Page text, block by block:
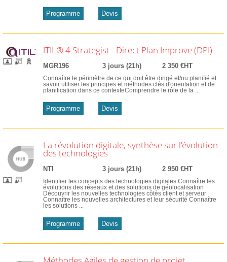
Programme Devis
ITIL® 4 Strategist - Direct Plan Improve (DPI)
MGR196 3 jours (21h) 2 350 €HT
Connaître le périmètre de ce qui doit être dirigé et/ou planifié et
savoir utiliser les principes et méthodes clés d'orientation et de
planification dans ce contexteComprendre le rôle de la ...
Programme Devis
La révolution digitale, synthèse sur l'évolution
des technologies
NTI 3 jours (21h) 2 950 €HT
Identifier les concepts des technologies digitales Connaître les
évolutions des réseaux et des solutions de géolocalisation
Découvrir les nouvelles technologies côtés client et serveur
Connaître les nouvelles architectures et leur sécurité Connaître
les solutions ...
Programme Devis